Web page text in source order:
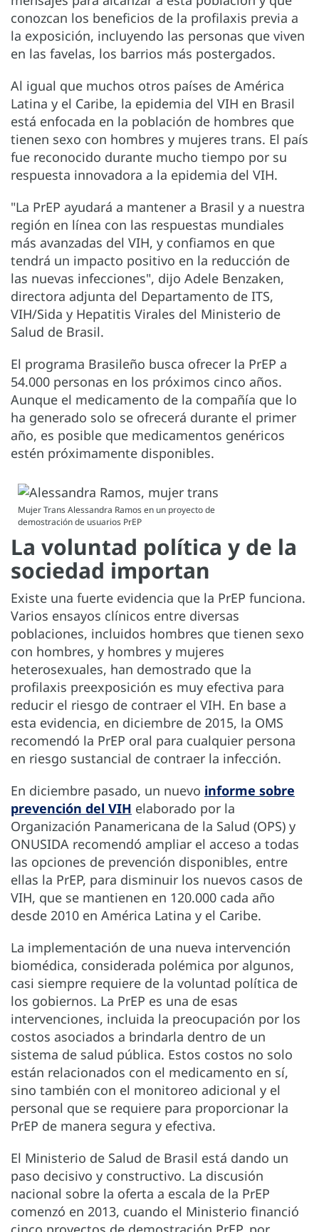
conozcan los beneficios de la profilaxis previa a
la exposición, incluyendo las personas que viven
en las favelas, los barrios más postergados.
Al igual que muchos otros países de América
Latina y el Caribe, la epidemia del VIH en Brasil
está enfocada en la población de hombres que
tienen sexo con hombres y mujeres trans. El país
fue reconocido durante mucho tiempo por su
respuesta innovadora a la epidemia del VIH.
"La PrEP ayudará a mantener a Brasil y a nuestra
región en línea con las respuestas mundiales
más avanzadas del VIH, y confiamos en que
tendrá un impacto positivo en la reducción de
las nuevas infecciones", dijo Adele Benzaken,
directora adjunta del Departamento de ITS,
VIH/Sida y Hepatitis Virales del Ministerio de
Salud de Brasil.
El programa Brasileño busca ofrecer la PrEP a
54.000 personas en los próximos cinco años.
Aunque el medicamento de la compañía que lo
ha generado solo se ofrecerá durante el primer
año, es posible que medicamentos genéricos
estén próximamente disponibles.
Mujer Trans Alessandra Ramos en un proyecto de
demostración de usuarios PrEP
La voluntad política y de la
sociedad importan
Existe una fuerte evidencia que la PrEP funciona.
Varios ensayos clínicos entre diversas
poblaciones, incluidos hombres que tienen sexo
con hombres, y hombres y mujeres
heterosexuales, han demostrado que la
profilaxis preexposición es muy efectiva para
reducir el riesgo de contraer el VIH. En base a
esta evidencia, en diciembre de 2015, la OMS
recomendó la PrEP oral para cualquier persona
en riesgo sustancial de contraer la infección.
En diciembre pasado, un nuevo informe sobre
prevención del VIH elaborado por la
Organización Panamericana de la Salud (OPS) y
ONUSIDA recomendó ampliar el acceso a todas
las opciones de prevención disponibles, entre
ellas la PrEP, para disminuir los nuevos casos de
VIH, que se mantienen en 120.000 cada año
desde 2010 en América Latina y el Caribe.
La implementación de una nueva intervención
biomédica, considerada polémica por algunos,
casi siempre requiere de la voluntad política de
los gobiernos. La PrEP es una de esas
intervenciones, incluida la preocupación por los
costos asociados a brindarla dentro de un
sistema de salud pública. Estos costos no solo
están relacionados con el medicamento en sí,
sino también con el monitoreo adicional y el
personal que se requiere para proporcionar la
PrEP de manera segura y efectiva.
El Ministerio de Salud de Brasil está dando un
paso decisivo y constructivo. La discusión
nacional sobre la oferta a escala de la PrEP
comenzó en 2013, cuando el Ministerio financió